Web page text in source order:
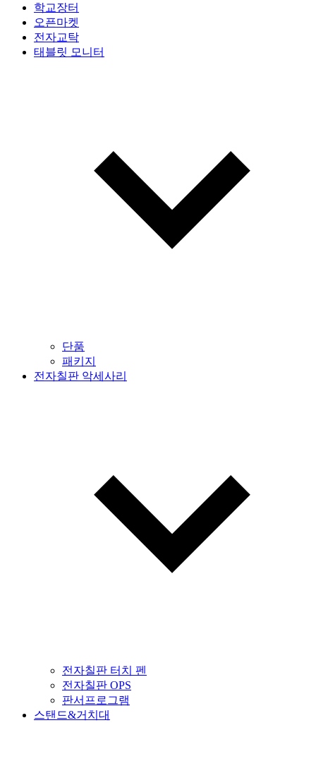
학교장터
오픈마켓
전자교탁
태블릿 모니터
단품
패키지
전자칠판 악세사리
전자칠판 터치 펜
전자칠판 OPS
판서프로그램
스탠드&거치대